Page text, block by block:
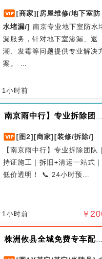
[商家][房屋维修/地下室防
水堵漏/] 南京专业地下室防水
漏服务，针对地下室渗漏、返
潮、发霉等问题提供专业解决
案。 …
1小时前
[图2][商家][装修/拆除/]
【南京雨中行】专业拆除团队｜
持证施工｜拆旧+清运一站式｜
低价透明！ 📞 24小时预…
￥
1小时前